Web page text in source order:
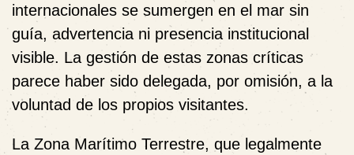
internacionales se sumergen en el mar sin
guía, advertencia ni presencia institucional
visible. La gestión de estas zonas críticas
parece haber sido delegada, por omisión, a la
voluntad de los propios visitantes.
La Zona Marítimo Terrestre, que legalmente